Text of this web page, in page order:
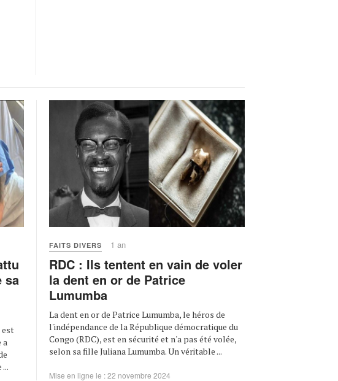
sa
est
a
FAITS DIVERS 1 an
RDC : Ils tentent en vain de voler
la dent en or de Patrice
Lumumba
La dent en or de Patrice Lumumba, le héros de
l'indépendance de la République démocratique du
Congo (RDC), est en sécurité et n'a pas été volée,
selon sa fille Juliana Lumumba. Un véritable ...
Mise en ligne le : 22 novembre 2024